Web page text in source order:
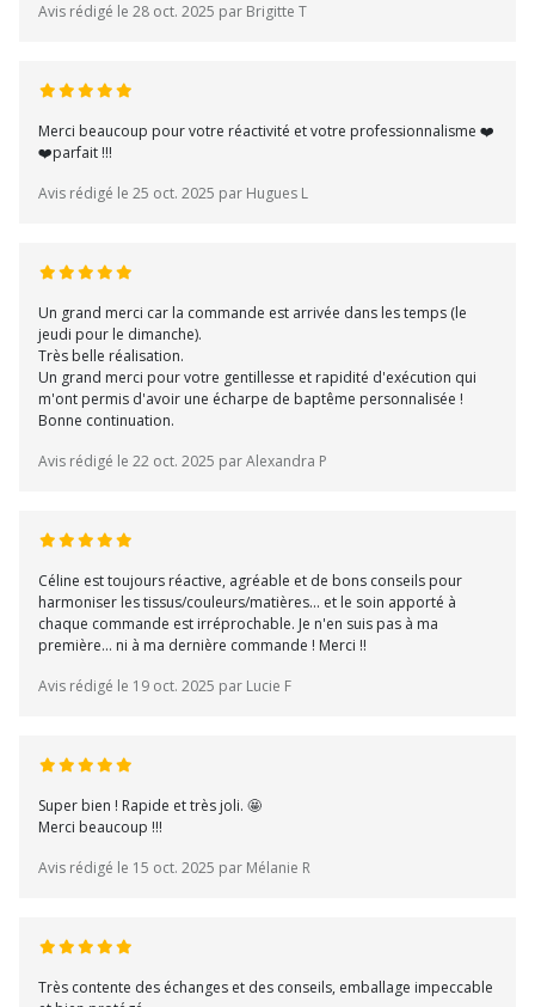
Avis rédigé le 28 oct. 2025 par Brigitte T
Merci beaucoup pour votre réactivité et votre professionnalisme ❤️
❤️parfait !!!
Avis rédigé le 25 oct. 2025 par Hugues L
Un grand merci car la commande est arrivée dans les temps (le
jeudi pour le dimanche).
Très belle réalisation.
Un grand merci pour votre gentillesse et rapidité d'exécution qui
m'ont permis d'avoir une écharpe de baptême personnalisée !
Bonne continuation.
Avis rédigé le 22 oct. 2025 par Alexandra P
Céline est toujours réactive, agréable et de bons conseils pour
harmoniser les tissus/couleurs/matières... et le soin apporté à
chaque commande est irréprochable. Je n'en suis pas à ma
première... ni à ma dernière commande ! Merci !!
Avis rédigé le 19 oct. 2025 par Lucie F
Super bien ! Rapide et très joli. 🤩
Merci beaucoup !!!
Avis rédigé le 15 oct. 2025 par Mélanie R
Très contente des échanges et des conseils, emballage impeccable